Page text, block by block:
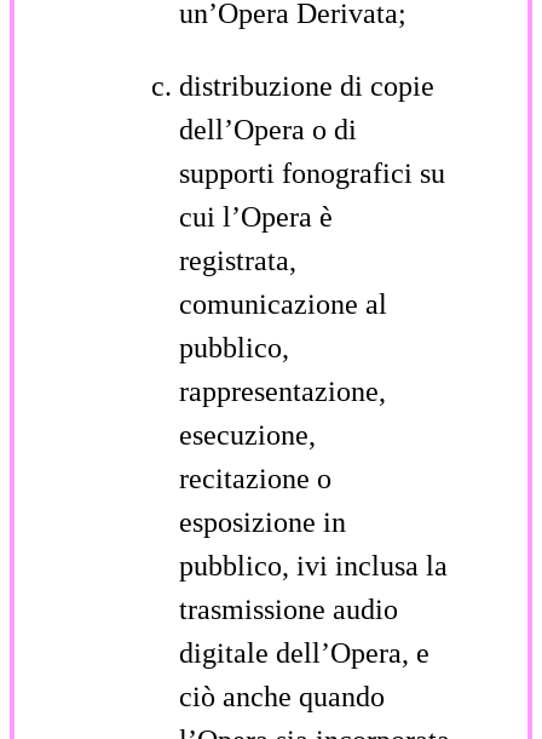
un’Opera Derivata;
distribuzione di copie
dell’Opera o di
supporti fonografici su
cui l’Opera è
registrata,
comunicazione al
pubblico,
rappresentazione,
esecuzione,
recitazione o
esposizione in
pubblico, ivi inclusa la
trasmissione audio
digitale dell’Opera, e
ciò anche quando